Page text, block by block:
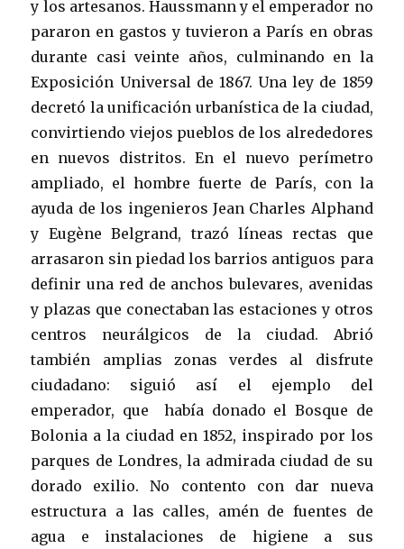
y los artesanos. Haussmann y el emperador no
pararon en gastos y tuvieron a París en obras
durante casi veinte años, culminando en la
Exposición Universal de 1867. Una ley de 1859
decretó la unificación urbanística de la ciudad,
convirtiendo viejos pueblos de los alrededores
en nuevos distritos. En el nuevo perímetro
ampliado, el hombre fuerte de París, con la
ayuda de los ingenieros Jean Charles Alphand
y Eugène Belgrand, trazó líneas rectas que
arrasaron sin piedad los barrios antiguos para
definir una red de anchos bulevares, avenidas
y plazas que conectaban las estaciones y otros
centros neurálgicos de la ciudad. Abrió
también amplias zonas verdes al disfrute
ciudadano: siguió así el ejemplo del
emperador, que había donado el Bosque de
Bolonia a la ciudad en 1852, inspirado por los
parques de Londres, la admirada ciudad de su
dorado exilio. No contento con dar nueva
estructura a las calles, amén de fuentes de
agua e instalaciones de higiene a sus